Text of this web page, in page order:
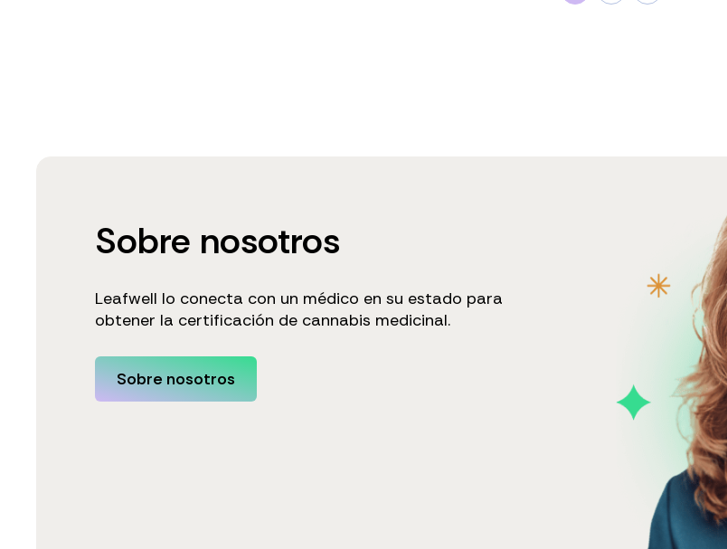
Sobre nosotros
Leafwell lo conecta con un médico en su estado para
obtener la certificación de cannabis medicinal.
Sobre nosotros